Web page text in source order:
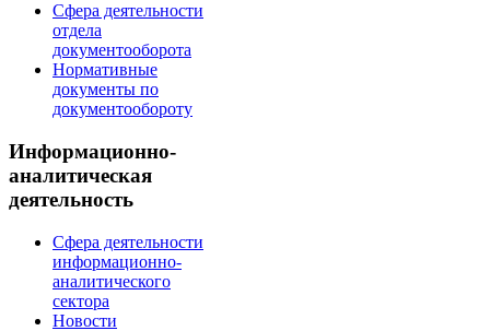
Сфера деятельности
отдела
документооборота
Нормативные
документы по
документообороту
Информационно-
аналитическая
деятельность
Сфера деятельности
информационно-
аналитического
сектора
Новости